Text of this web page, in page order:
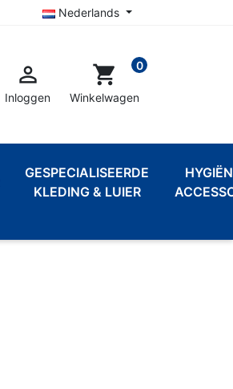
Nederlands

Inloggen
shopping_cart 0
Winkelwagen
GESPECIALISEERDE
KLEDING & LUIER